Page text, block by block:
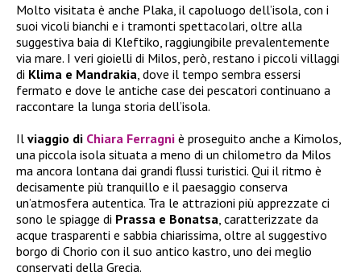
Molto visitata è anche Plaka, il capoluogo dell’isola, con i
suoi vicoli bianchi e i tramonti spettacolari, oltre alla
suggestiva baia di Kleftiko, raggiungibile prevalentemente
via mare. I veri gioielli di Milos, però, restano i piccoli villaggi
di Klima e Mandrakia , dove il tempo sembra essersi
fermato e dove le antiche case dei pescatori continuano a
raccontare la lunga storia dell’isola.
Il viaggio di Chiara Ferragni è proseguito anche a Kimolos,
una piccola isola situata a meno di un chilometro da Milos
ma ancora lontana dai grandi flussi turistici. Qui il ritmo è
decisamente più tranquillo e il paesaggio conserva
un’atmosfera autentica. Tra le attrazioni più apprezzate ci
sono le spiagge di Prassa e Bonatsa , caratterizzate da
acque trasparenti e sabbia chiarissima, oltre al suggestivo
borgo di Chorio con il suo antico kastro, uno dei meglio
conservati della Grecia.